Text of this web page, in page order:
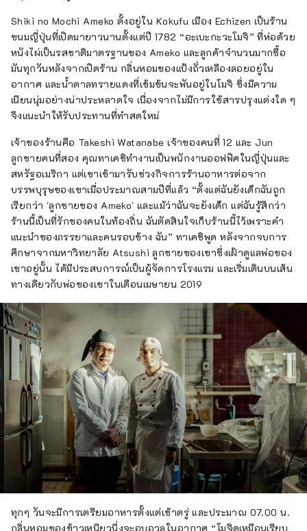
ปีข้างหน้านั้นยังมีชีวิตอยู่ ที่นี่และตอนนี้ มีอนาคต
ที่เกิดจากการแลกเปลี่ยนที่อยู่เหนือพรมแดนของ
ประเทศ เวลา และพื้นที่ ภารกิจใหม่เพื่อค้นหาแสง
สว่าง ยินดีต้อนรับสู่เอจิเซ็น
Shiki no Mochi Ameko ตั้งอยู่ใน Kokufu เมือง Echizen เป็นร้าน
ขนมญี่ปุ่นที่เปิดมายาวนานตั้งแต่ปี 1782 “อะเบะกะวะโมจิ” ที่ห่อด้วย
หนังไผ่เป็นรสชาติมาตรฐานของ Ameko และลูกค้าจำนวนมากซื้อ
มันทุกวันหลังจากเปิดร้าน กลิ่นหอมของแป้งถั่วเหลืองลอยอยู่ใน
อากาศ และน้ำตาลทรายแดงที่เข้มข้นจะพันอยู่ในโมจิ ซึ่งมีความ
เนียนนุ่มอย่างน่าประหลาดใจ เนื่องจากไม่มีการใช้สารปรุงแต่งใด ๆ
จึงแนะนำให้รับประทานที่ทำสดใหม่
เจ้าของร้านคือ Takeshi Watanabe เจ้าของคนที่ 12 และ Jun
ลูกชายคนที่สอง คุณทาเคชิทำงานเป็นพนักงานออฟฟิศในญี่ปุ่นและ
สหรัฐอเมริกา แต่เขาเข้ามารับช่วงกิจการร้านอาหารต่อจาก
บรรพบุรุษของเขาเมื่อประมาณสามปีที่แล้ว “ตั้งแต่ฉันยังเด็กฉันถูก
เรียกว่า 'ลูกชายของ Ameko' และแม้ว่าฉันจะยังเด็ก แต่ฉันรู้สึกว่า
ร้านนี้เป็นที่รักของคนในท้องถิ่น ฉันตัดสินใจเก็บร้านนี้ไว้เพราะคำ
แนะนำของภรรยาและคนรอบข้าง ฉัน” ทาเคชิพูด หลังจากจบการ
ศึกษาจากมหาวิทยาลัย Atsushi ลูกชายของเขาซึ่งเฝ้าดูแลพ่อของ
เขาอยู่นั้น ได้มีประสบการณ์เป็นผู้จัดการโรงแรม และเริ่มเดินบนเส้น
ทางเดียวกับพ่อของเขาในเดือนเมษายน 2019
ทุกๆ วันจะมีการเตรียมอาหารตั้งแต่เช้าตรู่ และประมาณ 07.00 น.
กลิ่นหอมของข้าวเหนียวนึ่งจะอบอวลในอากาศ “โมจิดูเหมือนเรียบ